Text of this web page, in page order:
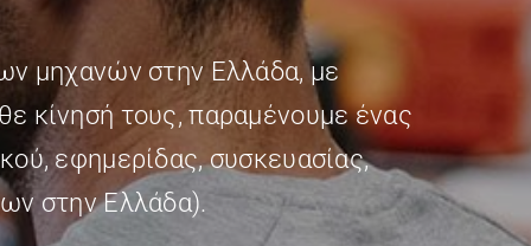
μηχανών στην Ελλάδα, με
κίνησή τους, παραμένουμε ένας
εφημερίδας, συσκευασίας,
στην Ελλάδα).